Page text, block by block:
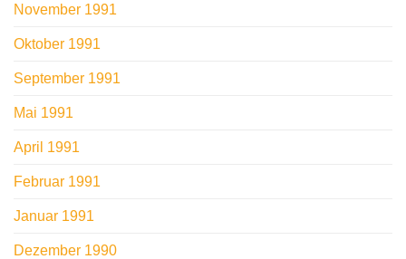
November 1991
Oktober 1991
September 1991
Mai 1991
April 1991
Februar 1991
Januar 1991
Dezember 1990